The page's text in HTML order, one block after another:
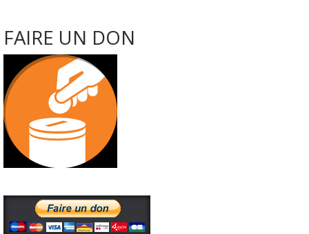
FAIRE UN DON